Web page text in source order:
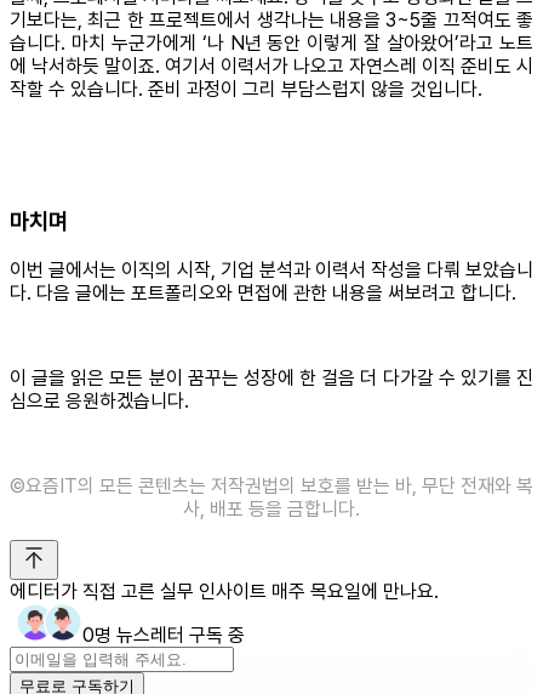
기보다는, 최근 한 프로젝트에서 생각나는 내용을 3~5줄 끄적여도 좋
습니다. 마치 누군가에게 ‘나 N년 동안 이렇게 잘 살아왔어’라고 노트
에 낙서하듯 말이죠. 여기서 이력서가 나오고 자연스레 이직 준비도 시
작할 수 있습니다. 준비 과정이 그리 부담스럽지 않을 것입니다.
마치며
이번 글에서는 이직의 시작, 기업 분석과 이력서 작성을 다뤄 보았습니
다. 다음 글에는 포트폴리오와 면접에 관한 내용을 써보려고 합니다.
이 글을 읽은 모든 분이 꿈꾸는 성장에 한 걸음 더 다가갈 수 있기를 진
심으로 응원하겠습니다.
©️요즘IT의 모든 콘텐츠는 저작권법의 보호를 받는 바, 무단 전재와 복
사, 배포 등을 금합니다.
에디터가 직접 고른 실무 인사이트 매주 목요일에 만나요.
0명 뉴스레터 구독 중
무료로 구독하기